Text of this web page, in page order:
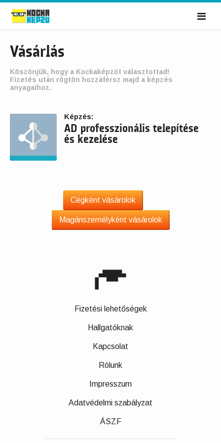
Vásárlás
Köszönjük, hogy a Kockaképzőt választottad!
Fizetés után rögtön hozzáférsz majd a képzés
anyagaihoz.
Képzés:
AD professzionális telepítése
és kezelése
Cégként vásárolok
Magánszemélyként vásárolok
Fizetési lehetőségek
Hallgatóknak
Kapcsolat
Rólunk
Impresszum
Adatvédelmi szabályzat
ÁSZF